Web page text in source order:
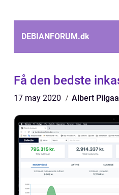
DEBIANFORUM.dk
Få den bedste
17 may 2020 Albert